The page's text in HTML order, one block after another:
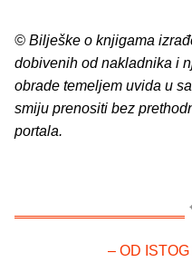
© Bilješke o knjigama
dobivenih od nakladnika i
obrade temeljem uvida u
smiju prenositi bez
portala.
– OD